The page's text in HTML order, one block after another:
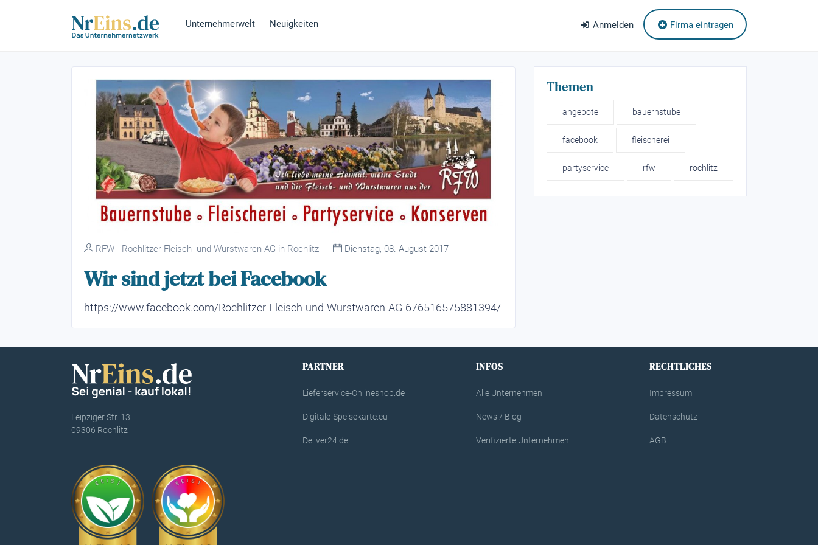
Unternehmerwelt Neuigkeiten Anmelden Firma eintragen
RFW - Rochlitzer Fleisch- und Wurstwaren AG in Rochlitz Dienstag, 08. August 2017
Wir sind jetzt bei Facebook
https://www.facebook.com/Rochlitzer-Fleisch-und-Wurstwaren-AG-676516575881394/
Themen
angebote bauernstube
facebook fleischerei
partyservice rfw rochlitz
Leipziger Str. 13
09306 Rochlitz
PARTNER
Lieferservice-Onlineshop.de
Digitale-Speisekarte.eu
Deliver24.de
INFOS
Alle Unternehmen
News / Blog
Verifizierte Unternehmen
RECHTLICHES
Impressum
Datenschutz
AGB